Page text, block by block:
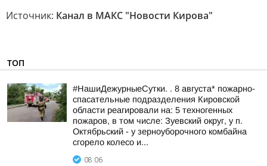
Источник: Канал в МАКС "Новости Кирова"
ТОП
#НашиДежурныеСутки. . 8 августа* пожарно-
спасательные подразделения Кировской
области реагировали на: 5 техногенных
пожаров, в том числе: Зуевский округ, у п.
Октябрьский - у зерноуборочного комбайна
сгорело колесо и...
08:06